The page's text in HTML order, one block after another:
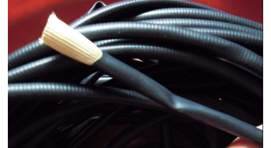
汽车氧传感器的关键作用是使发动机获得较好的混合气浓度，进而达
到减少有害气体排放、节约燃油的目的。氧传感器用于测量发动机燃
烧后废气中的氧是否超标，并将氧含量转化为电压信号传输给发动机
计算机，使发动机能够针对超标空气体因素实现闭环调节；保证三元
催化转化器对废气中的碳氢化合物、一氧化碳和氮氧化物基本上具有
较大的转化效率，较大限度地做好排放污染物的转化和净化工作。